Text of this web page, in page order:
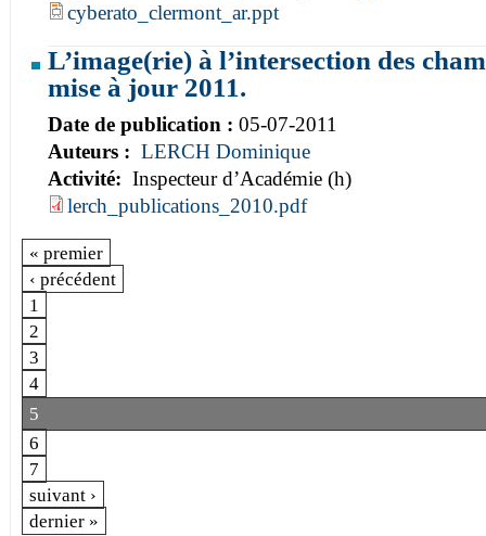
cyberato_clermont_ar.ppt
L’image(rie) à l’intersection des
mise à jour 2011.
Date de publication : 05-07-2011
Auteurs : LERCH Dominique
Activité: Inspecteur d’Académie (h)
lerch_publications_2010.pdf
« premier
‹ précédent
1
2
3
4
5
6
7
suivant ›
dernier »